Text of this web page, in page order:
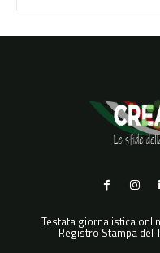
Testata giornalistica
Registro Stampa del